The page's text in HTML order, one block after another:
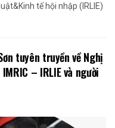
tế hội nhập (IRLIE)
tuyên truyền về Nghị
– IRLIE và người